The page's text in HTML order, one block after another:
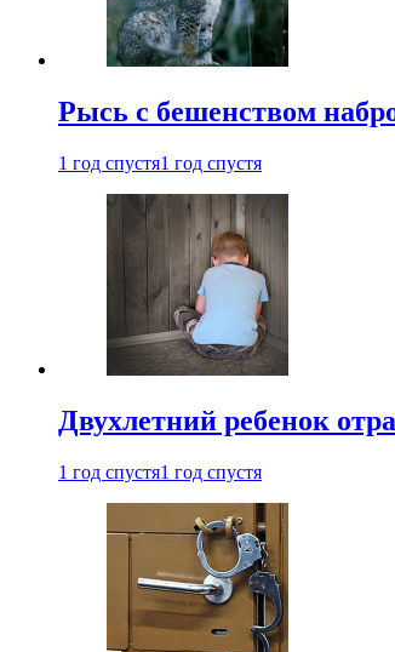
Рысь с бешенством
1 год спустя1 год спустя
Двухлетний ребенок
1 год спустя1 год спустя